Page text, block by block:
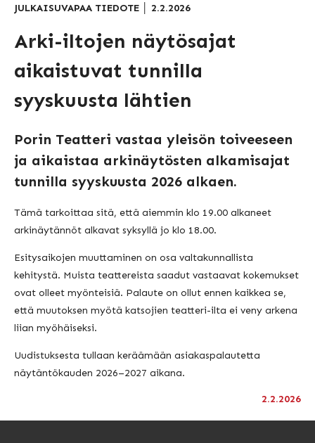
JULKAISUVAPAA TIEDOTE │ 2.2.2026
Arki-iltojen näytösajat
aikaistuvat tunnilla
syyskuusta lähtien
Porin Teatteri vastaa yleisön toiveeseen
ja aikaistaa arkinäytösten alkamisajat
tunnilla syyskuusta 2026 alkaen.
Tämä tarkoittaa sitä, että aiemmin klo 19.00 alkaneet
arkinäytännöt alkavat syksyllä jo klo 18.00.
Esitysaikojen muuttaminen on osa valtakunnallista
kehitystä. Muista teattereista saadut vastaavat kokemukset
ovat olleet myönteisiä. Palaute on ollut ennen kaikkea se,
että muutoksen myötä katsojien teatteri-ilta ei veny arkena
liian myöhäiseksi.
Uudistuksesta tullaan keräämään asiakaspalautetta
näytäntökauden 2026–2027 aikana.
2.2.2026